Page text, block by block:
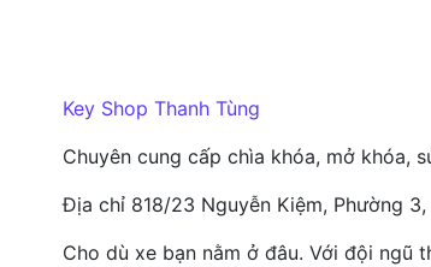
Key Shop Thanh Tùng
Chuyên cung cấp chìa khóa, mở khóa,
Địa chỉ 818/23 Nguyễn Kiệm, Phường 3,
Cho dù xe bạn nằm ở đâu. Với đội ngũ